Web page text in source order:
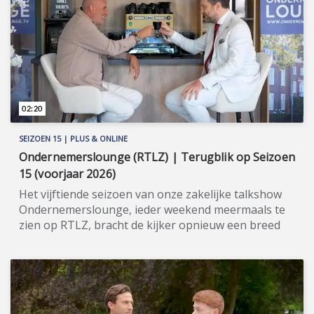
penicillo', oftewel: niet alleen praten maar vooral
aanpakken! Meer informatie: www.ecoridders.nl
(https://http://www.ecoridders.nl).
SEIZOEN 15 | PLUS & ONLINE
Ondernemerslounge (RTLZ) | Terugblik op Seizoen
15 (voorjaar 2026)
Het vijftiende seizoen van onze zakelijke talkshow
Ondernemerslounge, ieder weekend meermaals te
zien op RTLZ, bracht de kijker opnieuw een breed
gebied van ondernemerschap, investeren en
genieten van het leven. Onze studio in het koetshuis
van Kasteel Hoekelum werd hierbij zoals altijd
ingericht met het statige meubilair van Jan Frantzen.
02:20